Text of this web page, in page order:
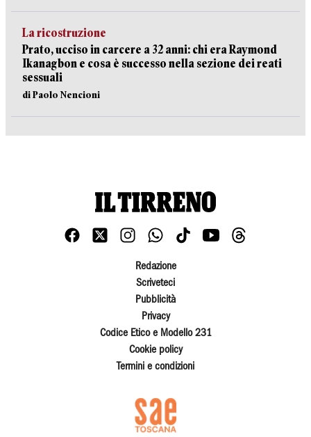
La ricostruzione
Prato, ucciso in carcere a 32 anni: chi era Raymond
Ikanagbon e cosa è successo nella sezione dei reati
sessuali
di Paolo Nencioni
Redazione
Scriveteci
Pubblicità
Privacy
Codice Etico e Modello 231
Cookie policy
Termini e condizioni